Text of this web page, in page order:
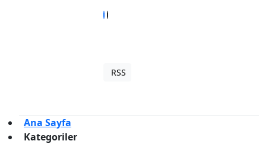
RSS
Ana Sayfa
Kategoriler